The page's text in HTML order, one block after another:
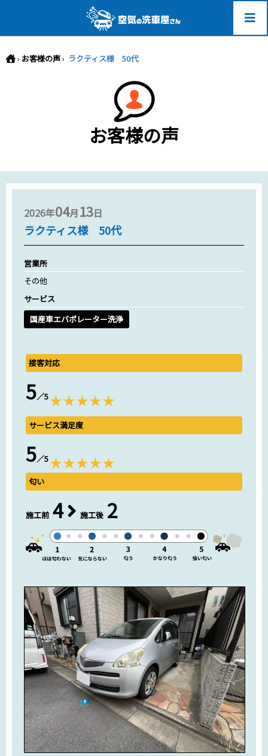
› お客様の声› ラクティス様 50代
お客様の声
2026年04月13日
ラクティス様 50代
営業所
その他
サービス
国産車エバポレーター洗浄
接客対応
5／5
サービス満足度
5／5
匂い
施工前 4 施工後 2